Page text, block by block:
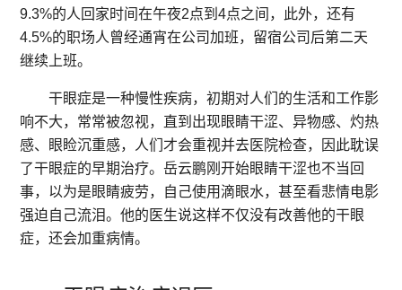
9.3%的人回家时间在午夜2点到4点之间，此外，还有
4.5%的职场人曾经通宵在公司加班，留宿公司后第二天
继续上班。
干眼症是一种慢性疾病，初期对人们的生活和工作影
响不大，常常被忽视，直到出现眼睛干涩、异物感、灼热
感、眼睑沉重感，人们才会重视并去医院检查，因此耽误
了干眼症的早期治疗。岳云鹏刚开始眼睛干涩也不当回
事，以为是眼睛疲劳，自己使用滴眼水，甚至看悲情电影
强迫自己流泪。他的医生说这样不仅没有改善他的干眼
症，还会加重病情。